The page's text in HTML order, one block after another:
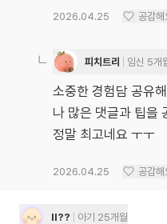
2026.04.25 공감해
피치트리 임신 5개
소중한 경험담 공유
나 많은 댓글과 팁을
정말 최고네요 ㅜㅜ
2026.04.25 공감해
ll?? 아기 25개월